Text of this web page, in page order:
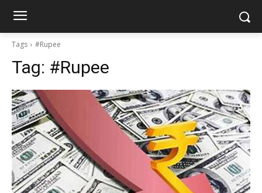
Tags #Rupee
Tag: #Rupee